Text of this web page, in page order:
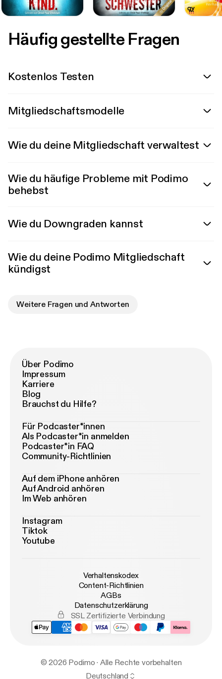
Häufig gestellte Fragen
Kostenlos Testen
Mitgliedschaftsmodelle
Wie du deine Mitgliedschaft verwaltest
Wie du häufige Probleme mit Podimo
behebst
Wie du Downgraden kannst
Wie du deine Podimo Mitgliedschaft
kündigst
Weitere Fragen und Antworten
Über Podimo
Impressum
Karriere
Blog
Brauchst du Hilfe?
Für Podcaster*innen
Als Podcaster*in anmelden
Podcaster*in FAQ
Community-Richtlinien
Auf dem iPhone anhören
Auf Android anhören
Im Web anhören
Instagram
Tiktok
Youtube
Verhaltenskodex
Content-Richtlinien
AGBs
Datenschutzerklärung
SSL Zertifizierte Verbindung
© 2026 Podimo · Alle Rechte vorbehalten
Deutschland